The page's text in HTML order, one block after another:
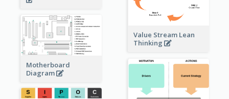
Value Stream Lean
Thinking
Motherboard
Diagram